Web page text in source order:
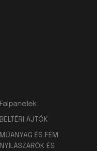
Falpanelek
BELTÉRI AJTÓK
MŰANYAG ÉS FÉM
NYÍLÁSZÁRÓK ÉS